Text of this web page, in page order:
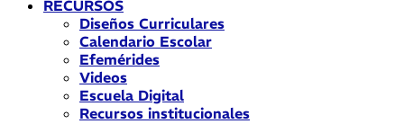
RECURSOS
Diseños Curriculares
Calendario Escolar
Efemérides
Videos
Escuela Digital
Recursos institucionales